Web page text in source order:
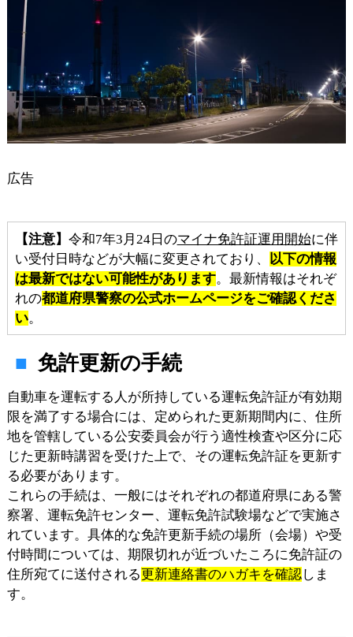
広告
【注意】 令和7年3月24日のマイナ免許証運用開始に伴
い受付日時などが大幅に変更されており、
以下の情報
は最新ではない可能性があります。最新情報はそれぞ
れの都道府県警察の公式ホームページをご確認くださ
い。
免許更新の手続
自動車を運転する人が所持している運転免許証が有効期
限を満了する場合には、定められた更新期間内に、住所
地を管轄している公安委員会が行う適性検査や区分に応
じた更新時講習を受けた上で、その運転免許証を更新す
る必要があります。
これらの手続は、一般にはそれぞれの都道府県にある警
察署、運転免許センター、運転免許試験場などで実施さ
れています。具体的な免許更新手続の場所（会場）や受
付時間については、期限切れが近づいたころに免許証の
住所宛てに送付される更新連絡書のハガキを確認しま
す。